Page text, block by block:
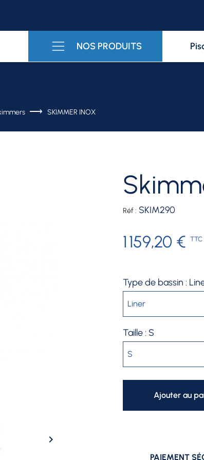
NOS PRODUITS
SKIMMER INOX

Réf : SKIM290
1 159,20 € TTC
Type de bassin :
Taille : S
Ajouter au
PAIEMENT